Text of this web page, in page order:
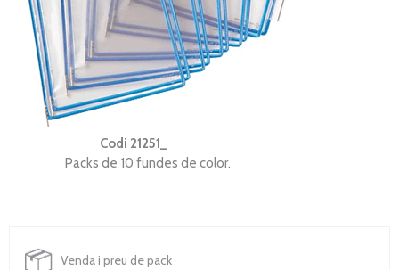
Codi 21251
Packs de 10 fundes de color.
Venda i preu de pack